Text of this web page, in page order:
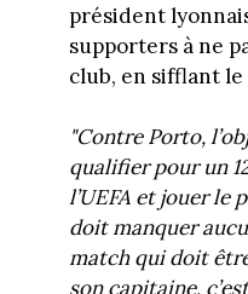
président
supporters à ne
club, en sifflant
"Contre Porto,
qualifier pour un
l’UEFA et jouer le
doit manquer
match qui doit
son capitaine,